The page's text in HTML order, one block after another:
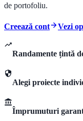
de portofoliu.
Creează cont Vezi
Randamente țintă
Alegi proiecte
Împrumuturi